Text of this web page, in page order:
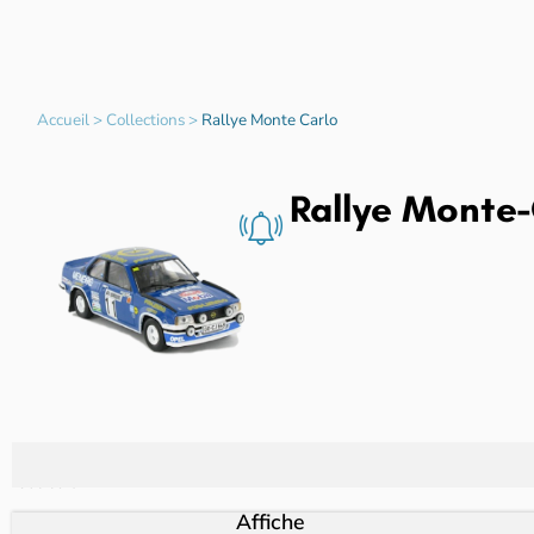
Accueil> Collections> Rallye Monte Carlo
Rallye
Affiche